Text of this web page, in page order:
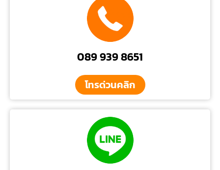
089 939 8651
โทรด่วนคลิก